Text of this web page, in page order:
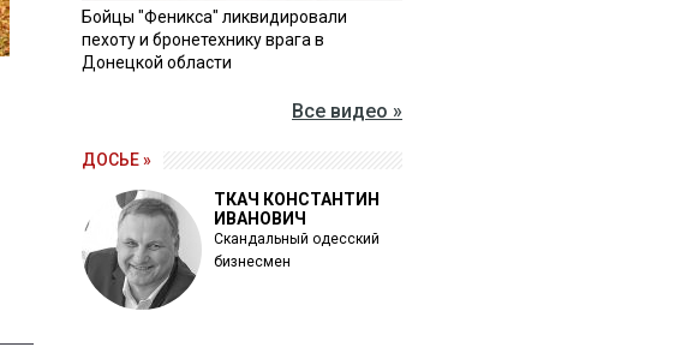
Бойцы "Феникса" ликвидировали
пехоту и бронетехнику врага в
Донецкой области
Все видео »
ДОСЬЕ »
ТКАЧ КОНСТАНТИН
ИВАНОВИЧ
Скандальный одесский
бизнесмен